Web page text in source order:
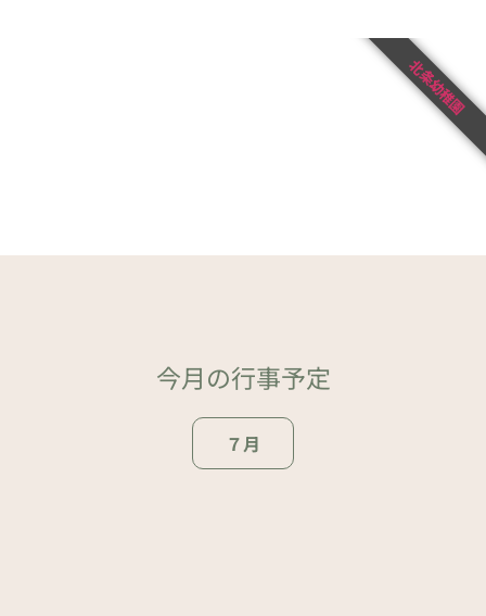
今月の行事予定
７月
北条幼稚園